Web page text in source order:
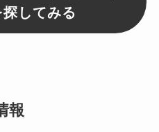
してみる
報